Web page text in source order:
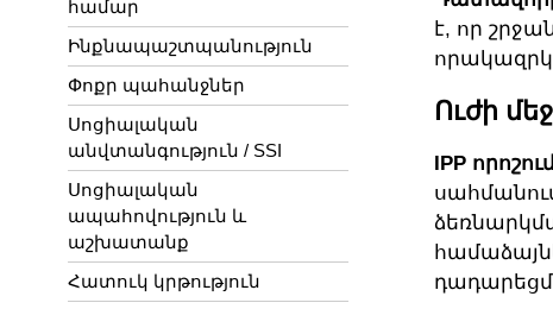
համար
Ինքնապաշտպանություն
Փոքր պահանջներ
Սոցիալական
անվտանգություն / SSI
Սոցիալական
ապահովություն և
աշխատանք
Հատուկ կրթություն
է, որ
Ուժի
IPP